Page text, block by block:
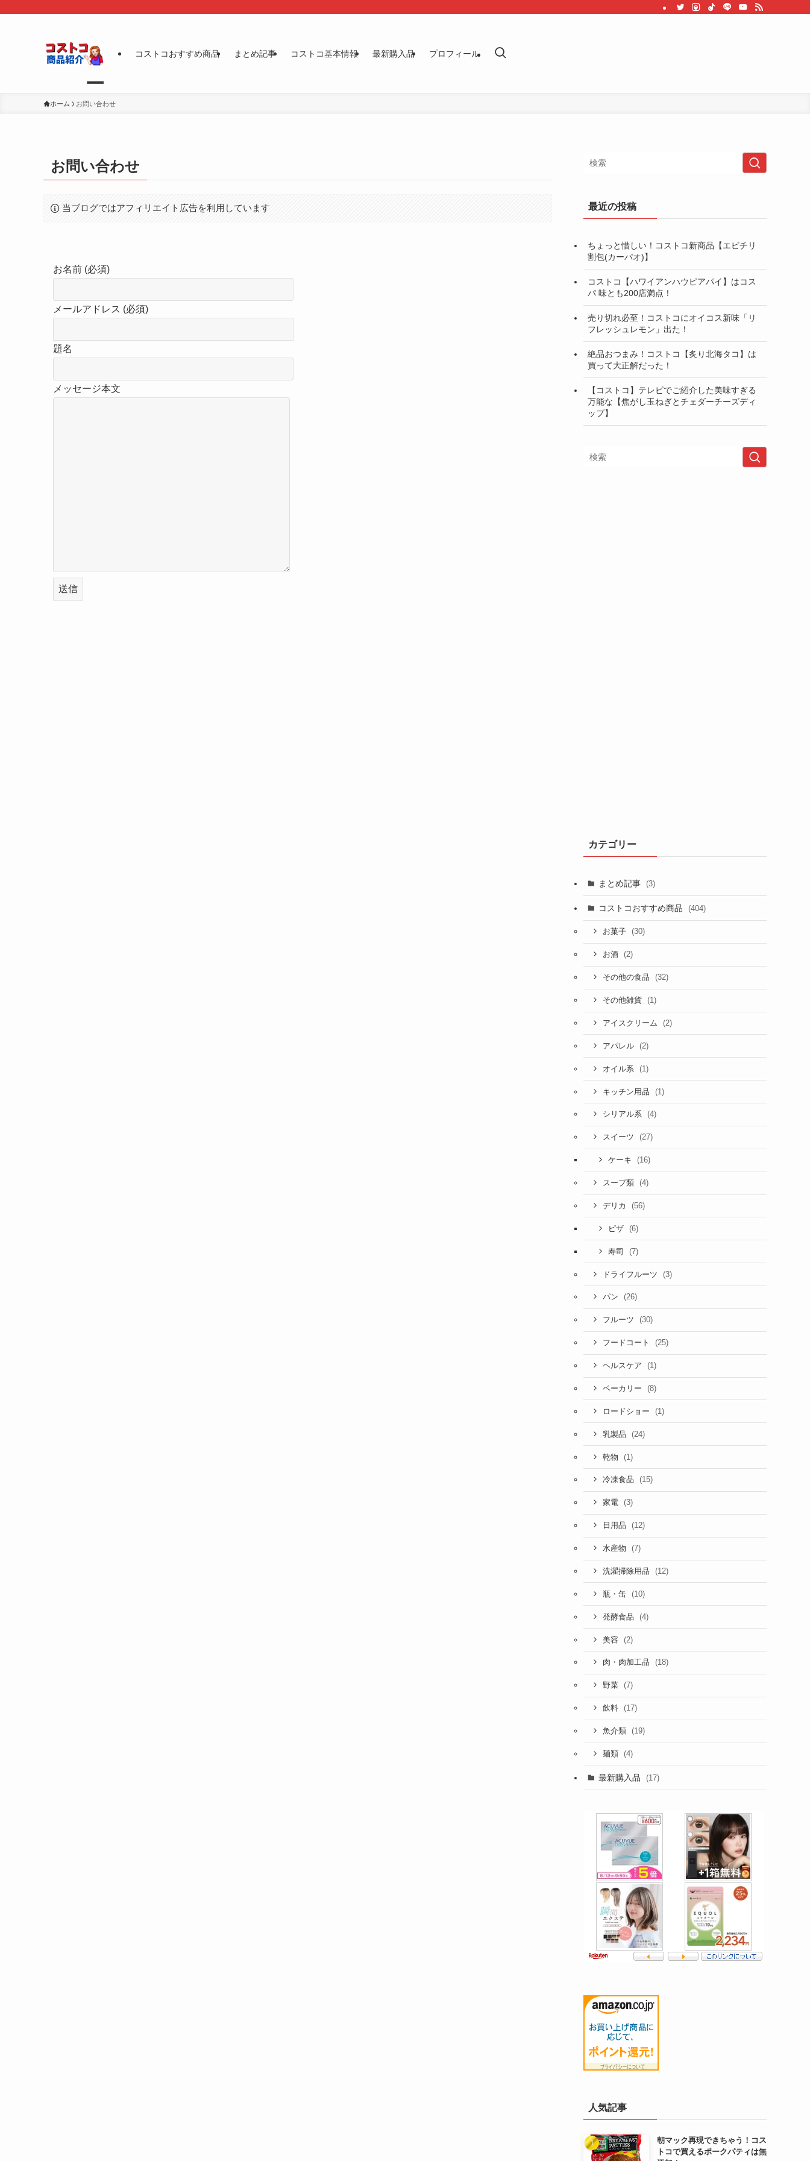
コストコおすすめ商品 まとめ記事 コストコ基本情報 最新購入品 プロフィール
ホーム お問い合わせ
お問い合わせ
当ブログではアフィリエイト広告を利用しています
お名前 (必須)
メールアドレス (必須)
題名
メッセージ本文
最近の投稿
ちょっと惜しい！コストコ新商品【エビチリ
割包(カーパオ)】
コストコ【ハワイアンハウピアパイ】はコス
パ 味とも200店満点！
売り切れ必至！コストコにオイコス新味「リ
フレッシュレモン」出た！
絶品おつまみ！コストコ【炙り北海タコ】は
買って大正解だった！
【コストコ】テレビでご紹介した美味すぎる
万能な【焦がし玉ねぎとチェダーチーズディ
ップ】
カテゴリー
まとめ記事 (3)
コストコおすすめ商品 (404)
お菓子 (30)
お酒 (2)
その他の食品 (32)
その他雑貨 (1)
アイスクリーム (2)
アパレル (2)
オイル系 (1)
キッチン用品 (1)
シリアル系 (4)
スイーツ (27)
ケーキ (16)
スープ類 (4)
デリカ (56)
ピザ (6)
寿司 (7)
ドライフルーツ (3)
パン (26)
フルーツ (30)
フードコート (25)
ヘルスケア (1)
ベーカリー (8)
ロードショー (1)
乳製品 (24)
乾物 (1)
冷凍食品 (15)
家電 (3)
日用品 (12)
水産物 (7)
洗濯掃除用品 (12)
瓶・缶 (10)
発酵食品 (4)
美容 (2)
肉・肉加工品 (18)
野菜 (7)
飲料 (17)
魚介類 (19)
麺類 (4)
最新購入品 (17)
人気記事
朝マック再現できちゃう！コス
トコで買えるポークパティは無